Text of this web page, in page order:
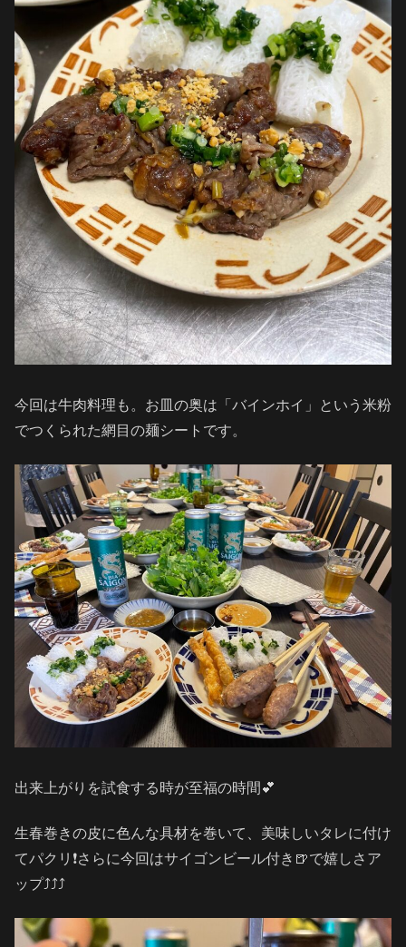
今回は牛肉料理も。お皿の奥は「バインホイ」という米粉
でつくられた網目の麺シートです。
出来上がりを試食する時が至福の時間💕
生春巻きの皮に色んな具材を巻いて、美味しいタレに付け
てパクリ❗️さらに今回はサイゴンビール付き🍺で嬉しさア
ップ⤴️⤴️⤴️